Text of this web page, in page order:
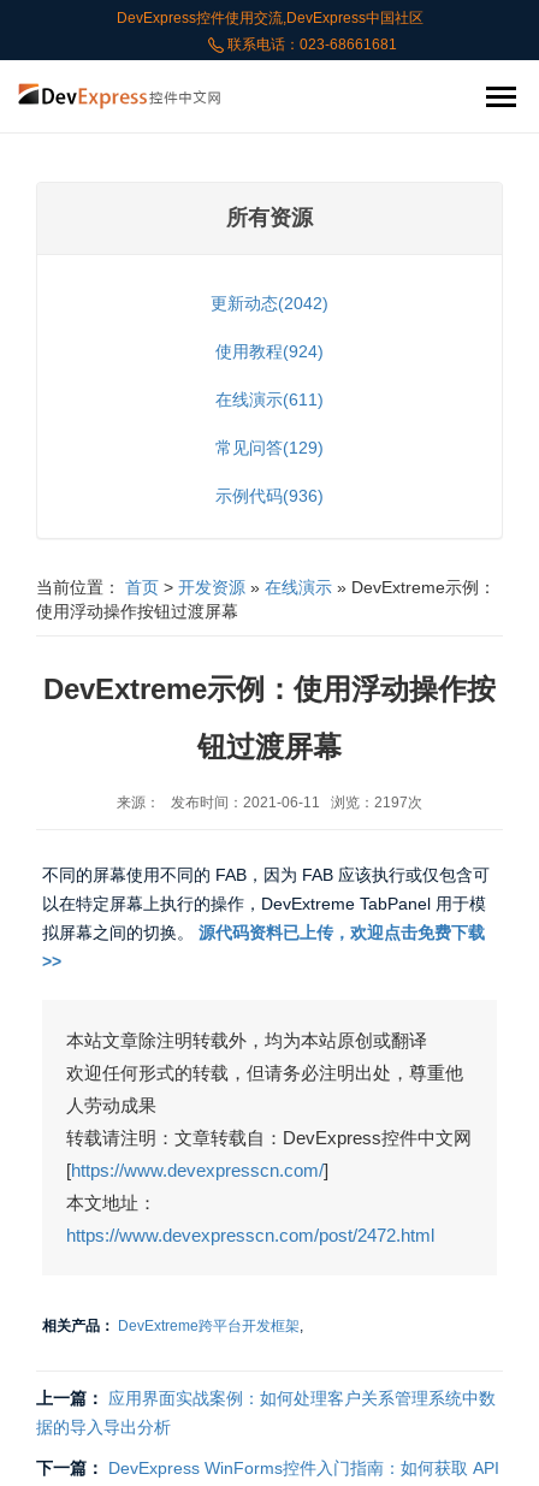
DevExpress控件使用交流,DevExpress中国社区
联系电话：023-68661681
所有资源
更新动态(2042)
使用教程(924)
在线演示(611)
常见问答(129)
示例代码(936)
当前位置： 首页 > 开发资源 » 在线演示 » DevExtreme示例：
使用浮动操作按钮过渡屏幕
DevExtreme示例：使用浮动操作按
钮过渡屏幕
来源： 发布时间：2021-06-11 浏览：2197次
不同的屏幕使用不同的 FAB，因为 FAB 应该执行或仅包含可
以在特定屏幕上执行的操作，DevExtreme TabPanel 用于模
拟屏幕之间的切换。 源代码资料已上传，欢迎点击免费下载
>>
本站文章除注明转载外，均为本站原创或翻译
欢迎任何形式的转载，但请务必注明出处，尊重他
人劳动成果
转载请注明：文章转载自：DevExpress控件中文网
[https://www.devexpresscn.com/]
本文地址：
https://www.devexpresscn.com/post/2472.html
相关产品： DevExtreme跨平台开发框架,
上一篇：
应用界面实战案例：如何处理客户关系管理系统中数
据的导入导出分析
下一篇：
DevExpress WinForms控件入门指南：如何获取 API